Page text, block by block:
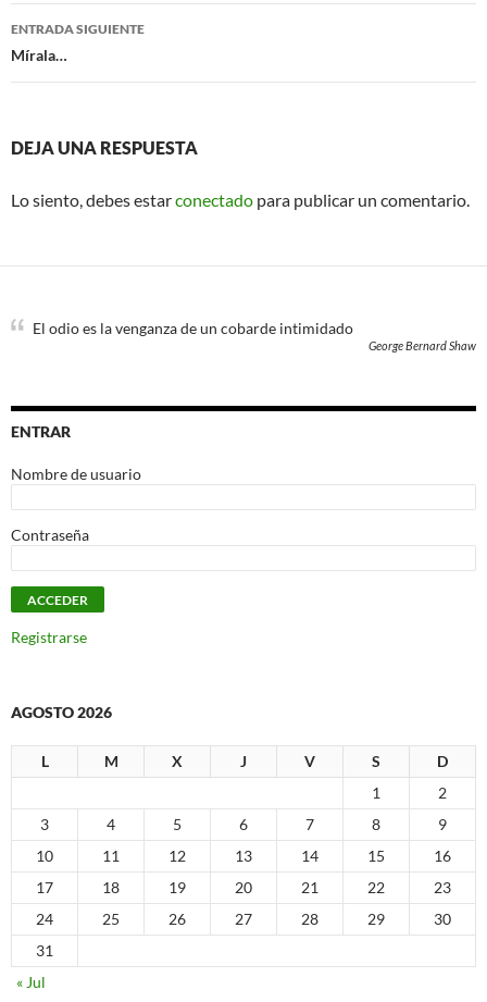
entradas
ENTRADA SIGUIENTE
Mírala…
DEJA UNA RESPUESTA
Lo siento, debes estarconectado para publicar un comentario.
El odio es la venganza de un cobarde intimidado
George Bernard Shaw
ENTRAR
Nombre de usuario
Contraseña
Registrarse
AGOSTO 2026
L M X J V S
D
1
2
3
4 5 6 7 8
9
10
11 12 13 14 15
16
17
18 19 20 21 22
23
24
25 26 27 28 29
30
31
« Jul